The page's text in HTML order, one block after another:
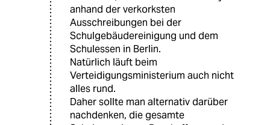
anhand der verkorksten
Ausschreibungen bei der
Schulgebäudereinigung und dem
Schulessen in Berlin.
Natürlich läuft beim
Verteidigungsministerium auch nicht
alles rund.
Daher sollte man alternativ darüber
nachdenken, die gesamte